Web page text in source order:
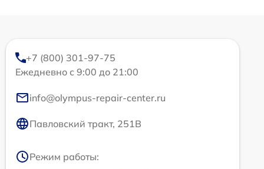
+7 (800) 301-97-75
Ежедневно с 9:00 до 21:00
info@olympus-repair-center.ru
Павловский тракт, 251В
Режим работы: